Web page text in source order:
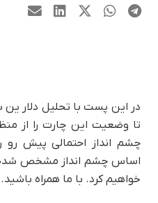
تا وضعیت این چارت را از
چشم انداز احتمالی پیش
اساس چشم انداز مشخص شده
خواهیم کرد. با ما همراه باشید.